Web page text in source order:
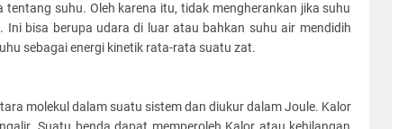
suhu. Oleh karena itu, tidak mengherankan jika suhu
Ini bisa berupa udara di luar atau bahkan suhu air mendidih
sebagai energi kinetik rata-rata suatu zat.
molekul dalam suatu sistem dan diukur dalam Joule. Kalor